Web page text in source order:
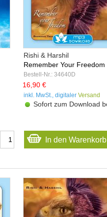
Rishi & Harshil
Remember Your Freedom
Bestell-Nr.: 34640D
16,90 €
inkl. MwSt., digitaler Versand
Sofort zum Download
In den Warenkorb